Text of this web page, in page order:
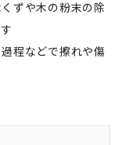
ずや木の粉末の除
程などで擦れや傷